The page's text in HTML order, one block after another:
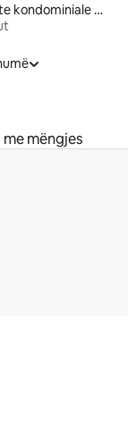
Apartamente kondominiale me qira
me mëngjes